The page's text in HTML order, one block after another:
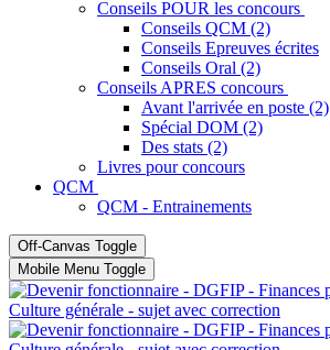
Conseils POUR les concours
Conseils QCM (2)
Conseils Epreuves écrites
Conseils Oral (2)
Conseils APRES concours
Avant l'arrivée en poste (2)
Spécial DOM (2)
Des stats (2)
Livres pour concours
QCM
QCM - Entrainements
Off-Canvas Toggle
Mobile Menu Toggle